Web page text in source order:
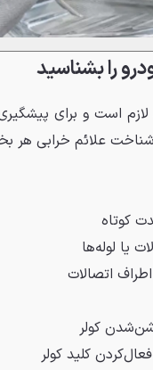
را بشناسید
است و برای
شناخت علائم خرابی
کوتاه
یا لوله‌ها
اتصالات
کولر
کلید کولر